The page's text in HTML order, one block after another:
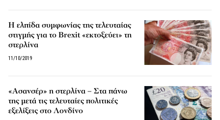
Η ελπίδα συμφωνίας της τελευταίας
στιγμής για το Brexit «εκτοξεύει» τη
στερλίνα
11/10/2019
«Ασανσέρ» η στερλίνα – Στα πάνω
της μετά τις τελευταίες πολιτικές
εξελίξεις στο Λονδίνο